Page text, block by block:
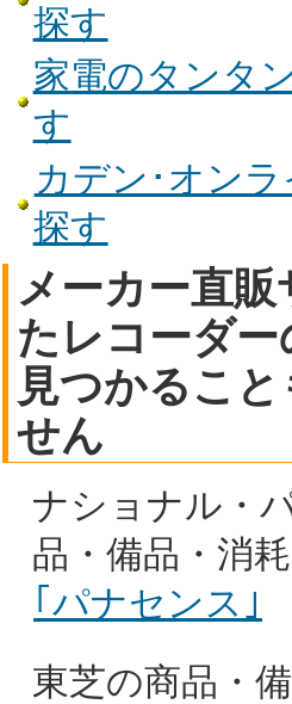
探す
家電のタンタ
す
カデン･オン
探す
メーカー直
たレコーダ
見つかるこ
せん
ナショナル・
品・備品・消
｢パナセンス｣
東芝の商品・